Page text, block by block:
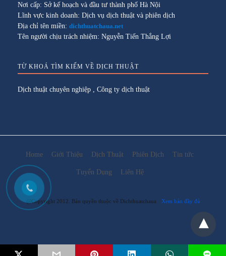
Nơi cấp: Sở kế hoạch và đầu tư thành phố Hà Nội
Lĩnh vực kinh doanh: Dịch vụ dịch thuật và phiên dịch
Địa chỉ tên miền: dichthuatchaua.net
Tên người chịu trách nhiệm: Nguyễn Tiến Thắng Lợi
TỪ KHOÁ TÌM KIẾM VỀ DỊCH THUẬT
Dịch thuật chuyên nghiệp Công ty dịch thuật
Home Giới Thiệu Dịch Thuật Phiên Dịch Tin tức
Tuyển Dụng Liên Hệ
@Copyright 2012. Bản quyền thuộc về Dichthuatchaua Xem bản đầy đủ